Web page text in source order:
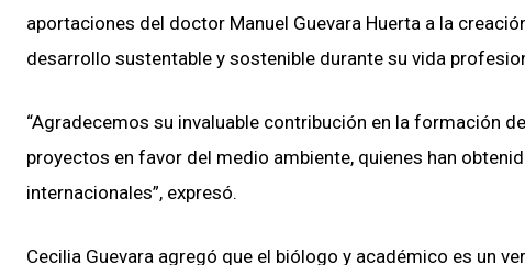
aportaciones del doctor Manuel Guevara Huerta a la
desarrollo sustentable y sostenible durante su vida
“Agradecemos su invaluable contribución en la formación
proyectos en favor del medio ambiente, quienes han
internacionales”, expresó.
Cecilia Guevara agregó que el biólogo y académico es un